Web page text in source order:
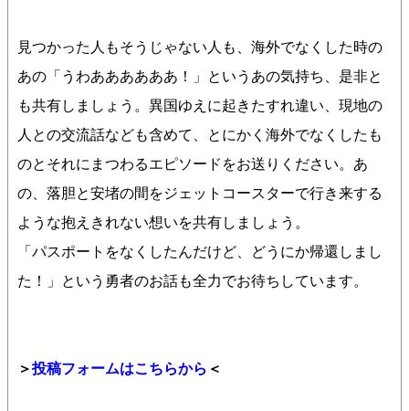
見つかった人もそうじゃない人も、海外でなくした時の
あの「うわああああああ！」というあの気持ち、是非と
も共有しましょう。異国ゆえに起きたすれ違い、現地の
人との交流話なども含めて、とにかく海外でなくしたも
のとそれにまつわるエピソードをお送りください。あ
の、落胆と安堵の間をジェットコースターで行き来する
ような抱えきれない想いを共有しましょう。
「パスポートをなくしたんだけど、どうにか帰還しまし
た！」という勇者のお話も全力でお待ちしています。
＞投稿フォームはこちらから ＜